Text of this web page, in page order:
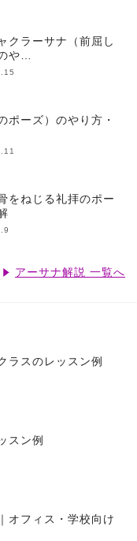
クラーサナ（前屈し
や…
ポーズ）のやり方・
をねじる礼拝のポー
アーサナ解説 一覧へ
ラスのレッスン例
スン例
オフィス・学校向け